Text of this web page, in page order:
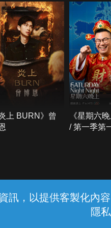
訊，以提供客製化內
隱
炎上 BURN》曾
《星期六
/ 第一季第